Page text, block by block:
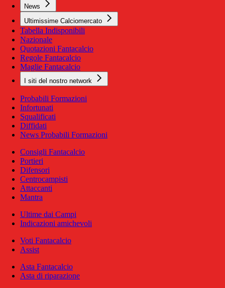
News
Ultimissime Calciomercato
Tabella Indisponibili
Nazionale
Quotazioni Fantacalcio
Regole Fantacalcio
Maglie Fantacalcio
I siti del nostro network
Probabili Formazioni
Infortunati
Squalificati
Diffidati
News Probabili Formazioni
Consigli Fantacalcio
Portieri
Difensori
Centrocampisti
Attaccanti
Mantra
Ultime dai Campi
Indicazioni amichevoli
Voti Fantacalcio
Assist
Asta Fantacalcio
Asta di riparazione